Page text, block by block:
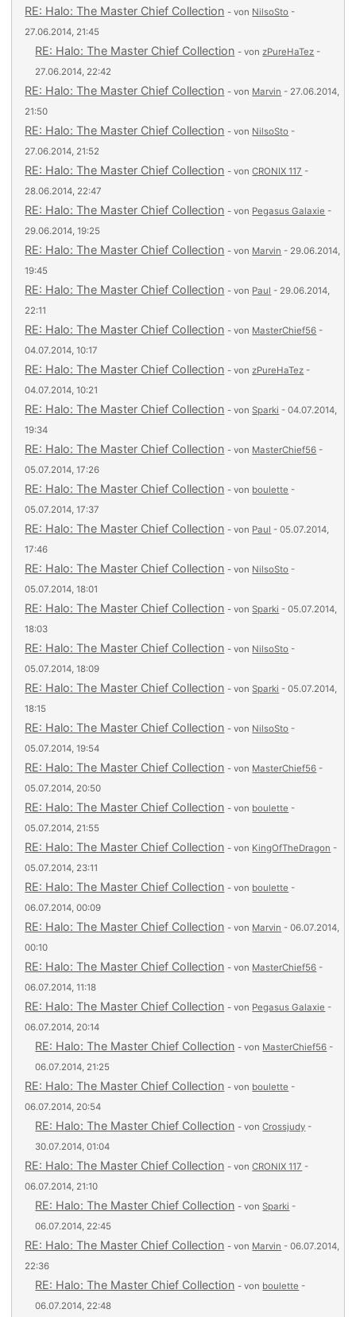
RE: Halo: The Master Chief Collection - von NilsoSto -
27.06.2014, 21:45
RE: Halo: The Master Chief Collection - vonzPureHaTez -
27.06.2014, 22:42
RE: Halo: The Master Chief Collection - von Marvin - 27.06.2014,
21:50
RE: Halo: The Master Chief Collection - von NilsoSto -
27.06.2014, 21:52
RE: Halo: The Master Chief Collection - vonCRONIX 117 -
28.06.2014, 22:47
RE: Halo: The Master Chief Collection - von Pegasus Galaxie -
29.06.2014, 19:25
RE: Halo: The Master Chief Collection - von Marvin - 29.06.2014,
19:45
RE: Halo: The Master Chief Collection - von Paul - 29.06.2014,
22:11
RE: Halo: The Master Chief Collection - von MasterChief56 -
04.07.2014, 10:17
RE: Halo: The Master Chief Collection - vonzPureHaTez -
04.07.2014, 10:21
RE: Halo: The Master Chief Collection - vonSparki - 04.07.2014,
19:34
RE: Halo: The Master Chief Collection - von MasterChief56 -
05.07.2014, 17:26
RE: Halo: The Master Chief Collection - von boulette -
05.07.2014, 17:37
RE: Halo: The Master Chief Collection - von Paul - 05.07.2014,
17:46
RE: Halo: The Master Chief Collection - von NilsoSto -
05.07.2014, 18:01
RE: Halo: The Master Chief Collection - vonSparki - 05.07.2014,
18:03
RE: Halo: The Master Chief Collection - von NilsoSto -
05.07.2014, 18:09
RE: Halo: The Master Chief Collection - vonSparki - 05.07.2014,
18:15
RE: Halo: The Master Chief Collection - von NilsoSto -
05.07.2014, 19:54
RE: Halo: The Master Chief Collection - von MasterChief56 -
05.07.2014, 20:50
RE: Halo: The Master Chief Collection - von boulette -
05.07.2014, 21:55
RE: Halo: The Master Chief Collection - von KingOfTheDragon -
05.07.2014, 23:11
RE: Halo: The Master Chief Collection - von boulette -
06.07.2014, 00:09
RE: Halo: The Master Chief Collection - von Marvin - 06.07.2014,
00:10
RE: Halo: The Master Chief Collection - von MasterChief56 -
06.07.2014, 11:18
RE: Halo: The Master Chief Collection - von Pegasus Galaxie -
06.07.2014, 20:14
RE: Halo: The Master Chief Collection - von MasterChief56 -
06.07.2014, 21:25
RE: Halo: The Master Chief Collection - von boulette -
06.07.2014, 20:54
RE: Halo: The Master Chief Collection - vonCrossjudy -
30.07.2014, 01:04
RE: Halo: The Master Chief Collection - vonCRONIX 117 -
06.07.2014, 21:10
RE: Halo: The Master Chief Collection - vonSparki -
06.07.2014, 22:45
RE: Halo: The Master Chief Collection - von Marvin - 06.07.2014,
22:36
RE: Halo: The Master Chief Collection - von boulette -
06.07.2014, 22:48